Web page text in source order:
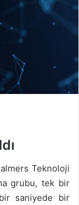
Teknoloji
grubu, tek bir
saniyede bir